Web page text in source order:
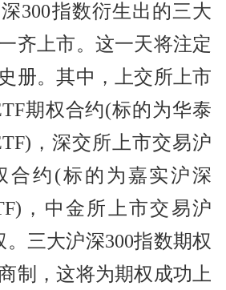
300指数衍生出的三大
齐上市。这一天将注定
册。其中，上交所上市
期权合约(标的为华泰
，深交所上市交易沪
合约(标的为嘉实沪深
，中金所上市交易沪
。三大沪深300指数期权
制，这将为期权成功上